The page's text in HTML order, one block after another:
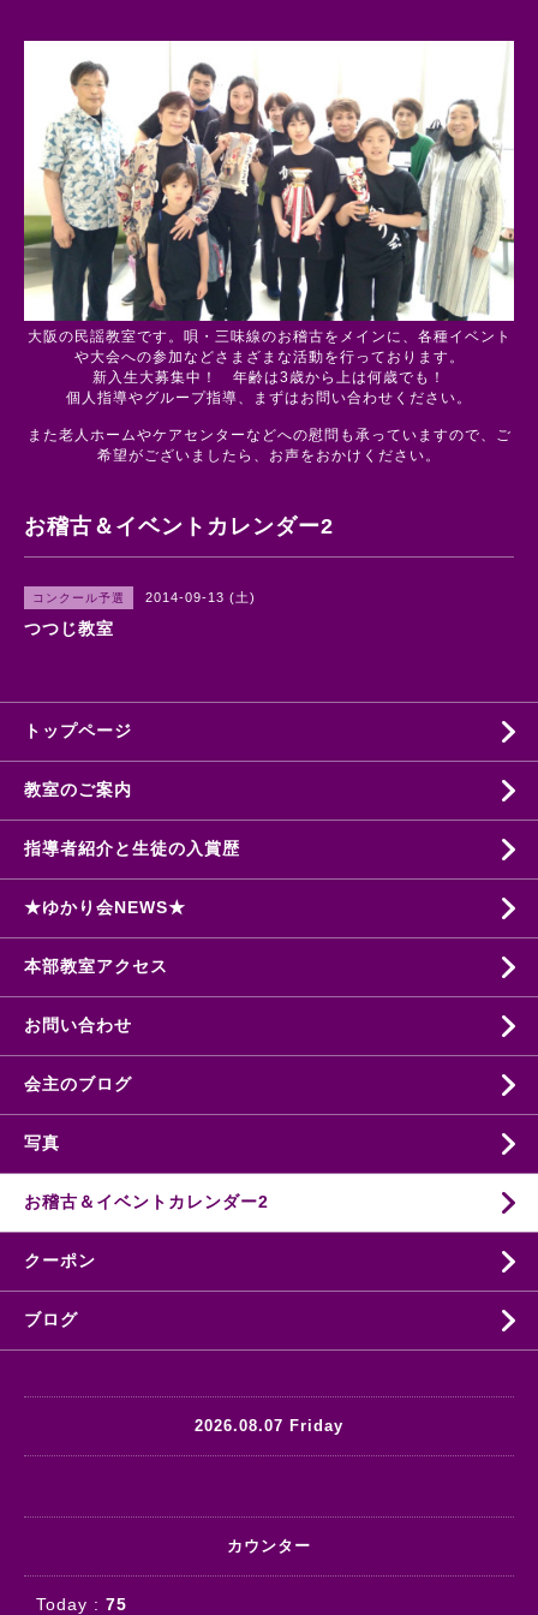
大阪の民謡教室です。唄・三味線のお稽古をメインに、各種イベント
や大会への参加などさまざまな活動を行っております。
新入生大募集中！ 年齢は3歳から上は何歳でも！
個人指導やグループ指導、まずはお問い合わせください。
また老人ホームやケアセンターなどへの慰問も承っていますので、ご
希望がございましたら、お声をおかけください。
お稽古＆イベントカレンダー2
コンクール予選 2014-09-13 (土)
つつじ教室
トップページ
教室のご案内
指導者紹介と生徒の入賞歴
★ゆかり会NEWS★
本部教室アクセス
お問い合わせ
会主のブログ
写真
お稽古＆イベントカレンダー2
クーポン
ブログ
2026.08.07 Friday
カウンター
Today : 75